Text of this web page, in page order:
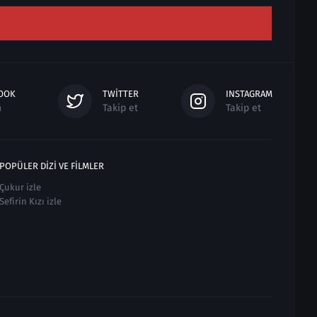
TWITTER
Takip et
INSTAGRAM
Takip et
POPÜLER DIZI VE FILMLER
Çukur izle
Sefirin Kızı izle